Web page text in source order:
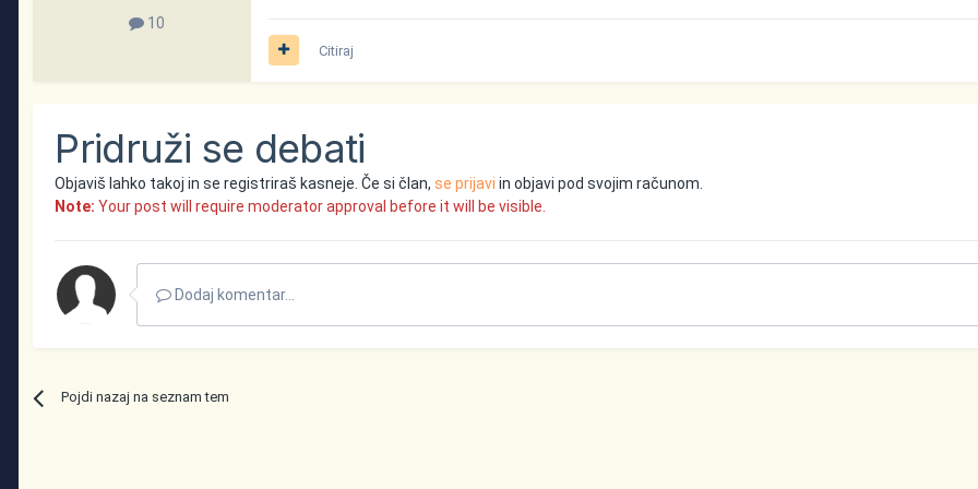
10
Citiraj
Pridruži se debati
Objaviš lahko takoj in se registriraš kasneje. Če si član,se prijavi in objavi pod svojim računom.
Note: Your post will require moderator approval before it will be visible.
Dodaj komentar...
Pojdi nazaj na seznam tem